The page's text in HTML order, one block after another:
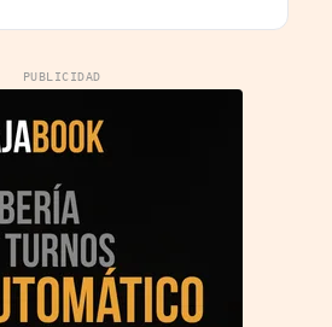
PUBLICIDAD